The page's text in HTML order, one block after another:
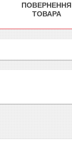
ПОВЕРНЕННЯ
ТОВАРА